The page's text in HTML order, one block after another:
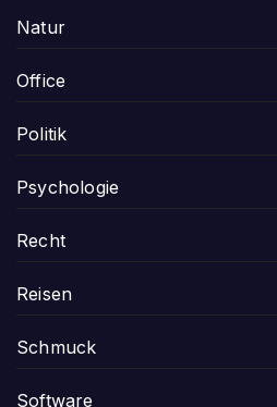
Natur
Office
Politik
Psychologie
Recht
Reisen
Schmuck
Software